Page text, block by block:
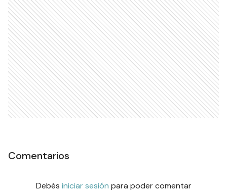
Comentarios
Debés iniciar sesión para poder comentar